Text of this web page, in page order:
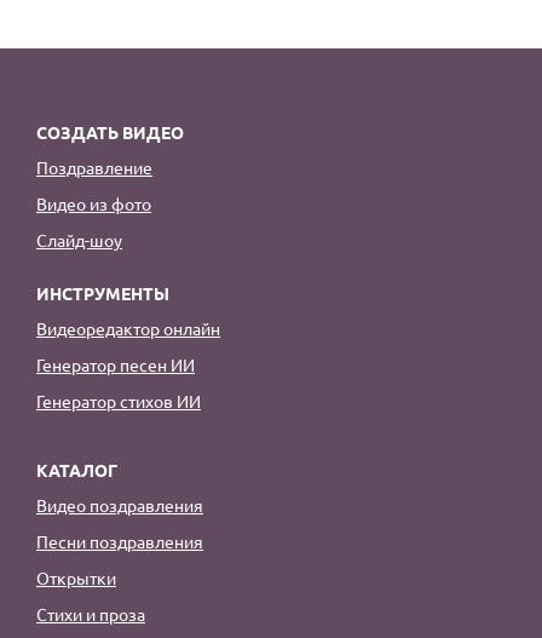
СОЗДАТЬ ВИДЕО
Поздравление
Видео из фото
Слайд-шоу
ИНСТРУМЕНТЫ
Видеоредактор онлайн
Генератор песен ИИ
Генератор стихов ИИ
КАТАЛОГ
Видео поздравления
Песни поздравления
Открытки
Стихи и проза